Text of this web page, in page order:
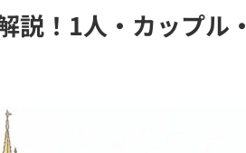
説！1人・カップル・